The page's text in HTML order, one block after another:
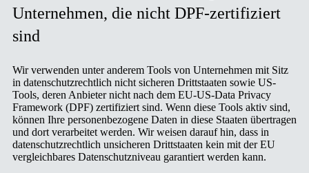
Unternehmen, die nicht DPF-zertifiziert
sind
Wir verwenden unter anderem Tools von Unternehmen mit Sitz
in datenschutzrechtlich nicht sicheren Drittstaaten sowie US-
Tools, deren Anbieter nicht nach dem EU-US-Data Privacy
Framework (DPF) zertifiziert sind. Wenn diese Tools aktiv sind,
können Ihre personenbezogene Daten in diese Staaten übertragen
und dort verarbeitet werden. Wir weisen darauf hin, dass in
datenschutzrechtlich unsicheren Drittstaaten kein mit der EU
vergleichbares Datenschutzniveau garantiert werden kann.